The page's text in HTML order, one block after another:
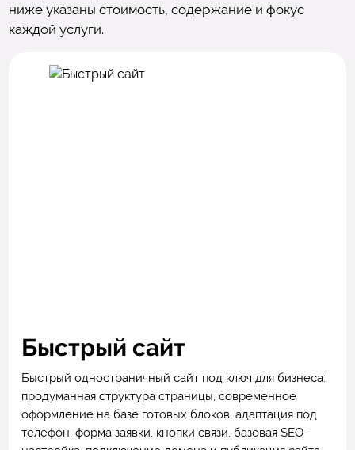
ниже указаны стоимость, содержание и фокус
каждой услуги.
Быстрый сайт
Быстрый одностраничный сайт под ключ для бизнеса:
продуманная структура страницы, современное
оформление на базе готовых блоков, адаптация под
телефон, форма заявки, кнопки связи, базовая SEO-